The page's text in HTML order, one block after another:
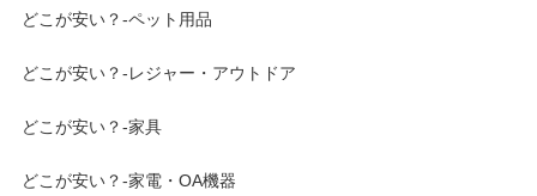
どこが安い？-ペット用品
どこが安い？-レジャー・アウトドア
どこが安い？-家具
どこが安い？-家電・OA機器